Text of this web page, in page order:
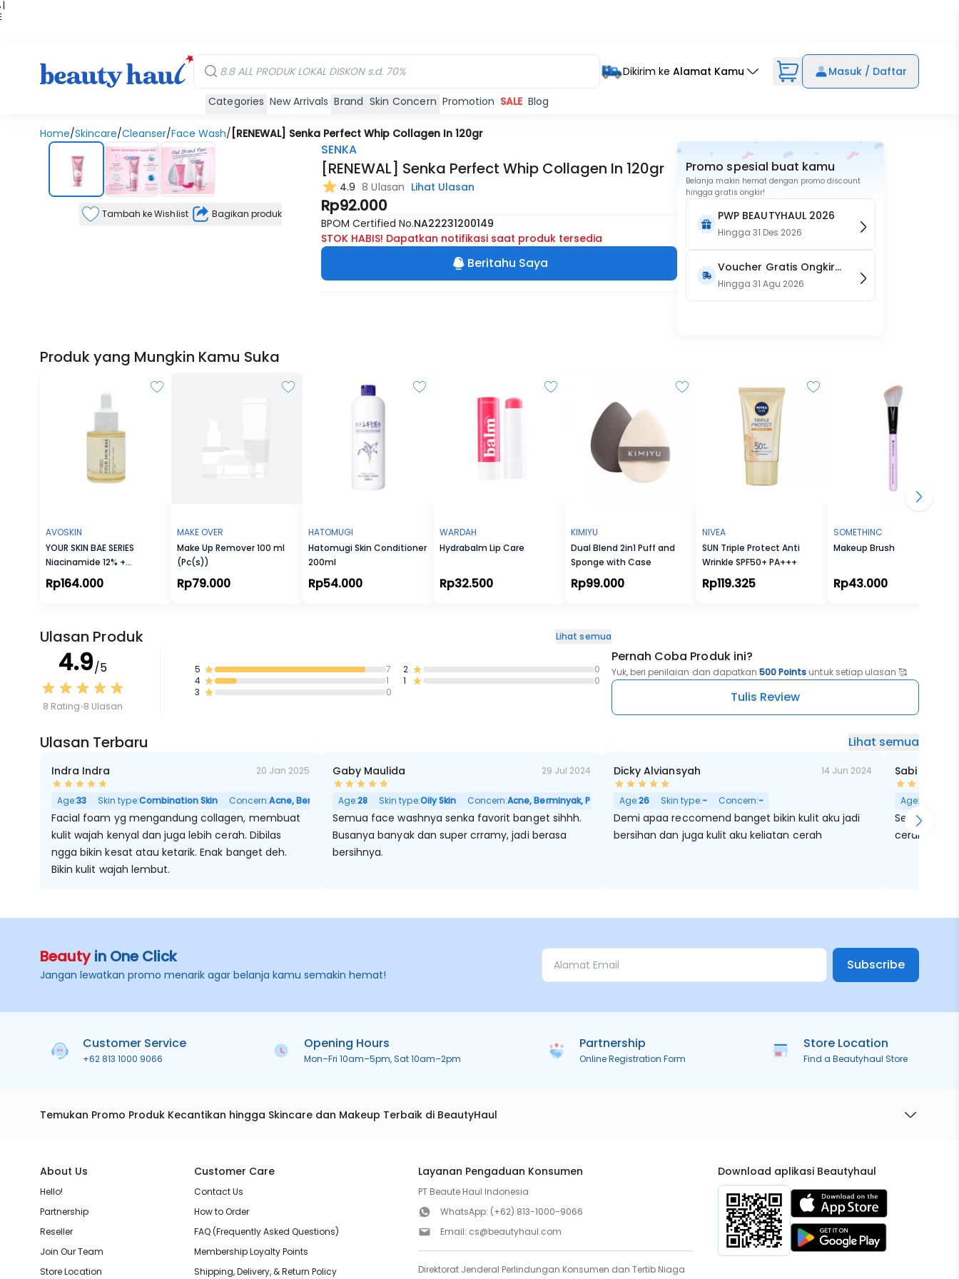
|
Dikirim ke Alamat Kamu Masuk / Daftar
Categories New Arrivals Brand Skin Concern Promotion SALE Blog
Home/Skincare/Cleanser/Face Wash/ [RENEWAL] Senka Perfect Whip Collagen In 120gr
Tambah ke Wishlist Bagikan produk
SENKA
[RENEWAL] Senka Perfect Whip Collagen In 120gr
4.9 8 Ulasan Lihat Ulasan
Rp92.000
BPOM Certified No.NA22231200149
STOK HABIS! Dapatkan notifikasi saat produk tersedia
Beritahu Saya
Promo spesial buat kamu
Belanja makin hemat dengan promo discount
hingga gratis ongkir!
PWP BEAUTYHAUL 2026
Hingga31 Des 2026
Voucher Gratis Ongkir
15RB (Only on Website)
Hingga31 Agu 2026
Produk yang Mungkin Kamu Suka
AVOSKIN
YOUR SKIN BAE SERIES
Niacinamide 12% +
Centella
Rp164.000
MAKE OVER
Make Up Remover 100 ml
(Pc(s))
Rp79.000
HATOMUGI
Hatomugi Skin Conditioner
200ml
Rp54.000
WARDAH
Hydrabalm Lip Care
Rp32.500
KIMIYU
Dual Blend 2in1 Puff and
Sponge with Case
Rp99.000
NIVEA
SUN Triple Protect Anti
Wrinkle SPF50+ PA+++
Rp119.325
SOMETHINC
Makeup Brush
Rp43.000
Ulasan Produk Lihat semua
4.9/5
8 Rating 8 Ulasan
5
7
4
1
3
0
2
0
1
0
Pernah Coba Produk ini?
Yuk, beri penilaian dan dapatkan 500 Points untuk setiap ulasan 🥰
Tulis Review
Ulasan Terbaru Lihat semua
Indra Indra 20 Jan 2025
Age:33 Skin type:Combination Skin Concern:Acne, Berminyak, Pori Besar
Facial foam yg mengandung collagen, membuat
kulit wajah kenyal dan juga lebih cerah. Dibilas
ngga bikin kesat atau ketarik. Enak banget deh.
Bikin kulit wajah lembut.
Gaby Maulida 29 Jul 2024
Age:28 Skin type:Oily Skin Concern:Acne, Berminyak, Pori Besar
Semua face washnya senka favorit banget sihhh.
Busanya banyak dan super crramy, jadi berasa
bersihnya.
Dicky Alviansyah 14 Jun 2024
Age:26 Skin type:- Concern:-
Demi apaa reccomend banget bikin kulit aku jadi
bersihan dan juga kulit aku keliatan cerah
Sabi YK
Age:
Senka
cerah
Beautyin One Click
Jangan lewatkan promo menarik agar belanja kamu semakin hemat!
Subscribe
Customer Service
+62 813 1000 9066
Opening Hours
Mon–Fri 10am–5pm, Sat 10am–2pm
Partnership
Online Registration Form
Store Location
Find a Beautyhaul Store
Temukan Promo Produk Kecantikan hingga Skincare dan Makeup Terbaik di BeautyHaul
About Us
Hello!
Partnership
Reseller
Join Our Team
Store Location
Customer Care
Contact Us
How to Order
FAQ (Frequently Asked Questions)
Membership Loyalty Points
Shipping, Delivery, & Return Policy
Layanan Pengaduan Konsumen
PT Beaute Haul Indonesia
WhatsApp: (+62) 813-1000-9066
Email: cs@beautyhaul.com
Direktorat Jenderal Perlindungan Konsumen dan Tertib Niaga
Download aplikasi Beautyhaul